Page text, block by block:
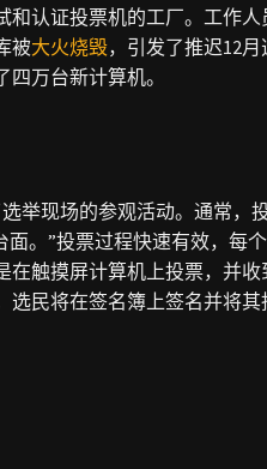
认证投票机的工厂。工作人
被大火烧毁，引发了推迟12
万台新计算机。
举现场的参观活动。通常，
。”投票过程快速有效，每
触摸屏计算机上投票，并
民将在签名簿上签名并将其